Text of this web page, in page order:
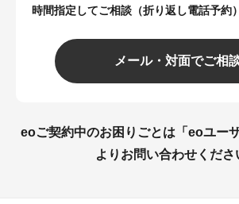
時間指定してご相談（折り返し電話予約）
メール・対面でご相
eoご契約中のお困りごとは「 eoユー
よりお問い合わせくださ